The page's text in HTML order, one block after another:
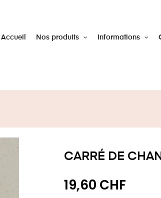
Accueil Nos produits Informations
CARRÉ DE
19,60 CHF